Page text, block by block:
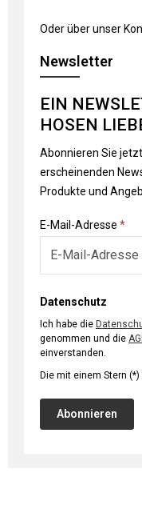
Oder über unser
Newsletter
EIN
HOSEN
Abonnieren Sie
erscheinenden
Produkte und
E-Mail-Adresse *
Datenschutz
Ich habe die
genommen und die
einverstanden.
Die mit einem Stern
Abonnieren